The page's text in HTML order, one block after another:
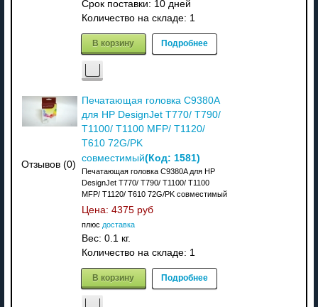
Срок поставки: 10 дней
Количество на складе: 1
В корзину Подробнее
Отзывов (0)
Печатающая головка C9380A
для HP DesignJet T770/ T790/
T1100/ T1100 MFP/ T1120/
T610 72G/PK
совместимый(Код: 1581)
Печатающая головка C9380A для HP
DesignJet T770/ T790/ T1100/ T1100
MFP/ T1120/ T610 72G/PK совместимый
Цена: 4375 руб
плюс доставка
Вес: 0.1 кг.
Количество на складе: 1
В корзину Подробнее